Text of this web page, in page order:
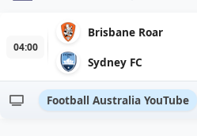
04:00
Brisbane Roar
Sydney FC
Football Australia YouTube